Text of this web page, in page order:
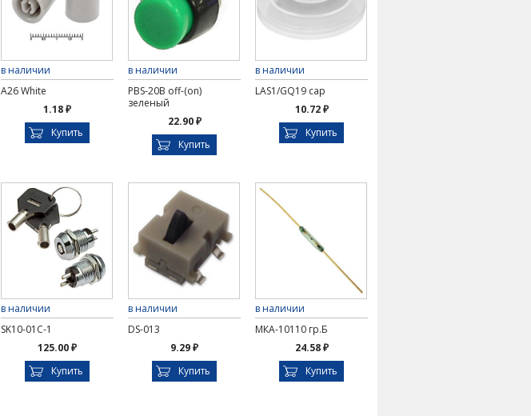
в наличии
A26 White
1.18 ₽
Купить
в наличии
PBS-20B off-(on)
зеленый
22.90 ₽
Купить
в наличии
LAS1/GQ19 cap
10.72 ₽
Купить
в наличии
SK10-01C-1
125.00 ₽
Купить
в наличии
DS-013
9.29 ₽
Купить
в наличии
МКА-10110 гр.Б
24.58 ₽
Купить